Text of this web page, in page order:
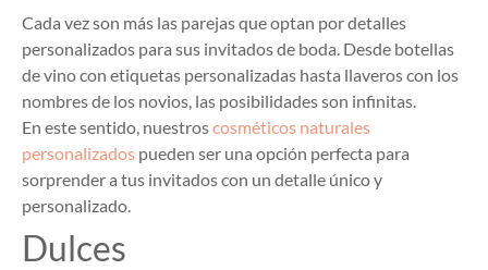
Cada vez son más las parejas que optan por detalles
personalizados para sus invitados de boda. Desde botellas
de vino con etiquetas personalizadas hasta llaveros con los
nombres de los novios, las posibilidades son infinitas.
En este sentido, nuestroscosméticos naturales
personalizados pueden ser una opción perfecta para
sorprender a tus invitados con un detalle único y
personalizado.
Dulces